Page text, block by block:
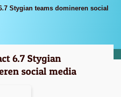
Stygian teams domineren social
6.7 Stygian
social media